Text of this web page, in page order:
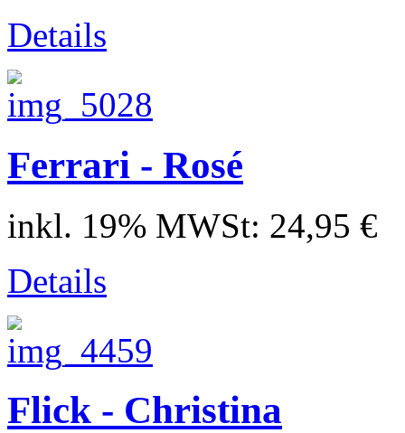
Details
Ferrari - Rosé
inkl. 19% MWSt: 24,95 €
Details
Flick - Christina